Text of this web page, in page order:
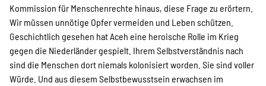
Kommission für Menschenrechte hinaus, diese Frage zu erörtern.
Wir müssen unnötige Opfer vermeiden und Leben schützen.
Geschichtlich gesehen hat Aceh eine heroische Rolle im Krieg
gegen die Niederländer gespielt. Ihrem Selbstverständnis nach
sind die Menschen dort niemals kolonisiert worden. Sie sind voller
Würde. Und aus diesem Selbstbewusstsein erwachsen im